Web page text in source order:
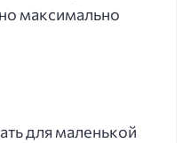
максимально
для маленькой